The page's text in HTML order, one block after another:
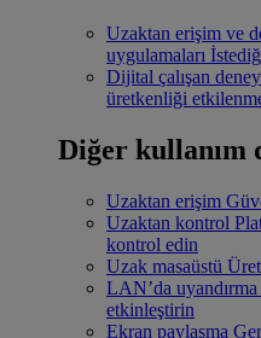
Uzaktan erişim ve
uygulamaları
Dijital çalışan
üretkenliği
Diğer kullanım
Uzaktan erişim
Uzaktan kontrol
kontrol edin
Uzak masaüstü
LAN’da uyandırma
etkinleştirin
Ekran paylaşma